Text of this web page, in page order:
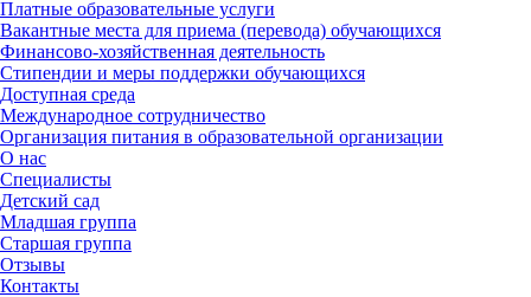
Платные образовательные услуги
Вакантные места для приема (перевода) обучающихся
Финансово-хозяйственная деятельность
Стипендии и меры поддержки обучающихся
Доступная среда
Международное сотрудничество
Организация питания в образовательной организации
О нас
Специалисты
Детский сад
Младшая группа
Старшая группа
Отзывы
Контакты